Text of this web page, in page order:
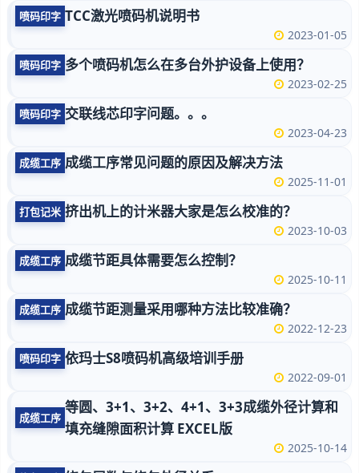
喷码印字 TCC激光喷码机说明书
2023-01-05
喷码印字 多个喷码机怎么在多台外护设备上使用？
2023-02-25
喷码印字 交联线芯印字问题。。。
2023-04-23
成缆工序 成缆工序常见问题的原因及解决方法
2025-11-01
打包记米 挤出机上的计米器大家是怎么校准的？
2023-10-03
成缆工序 成缆节距具体需要怎么控制？
2025-10-11
成缆工序 成缆节距测量采用哪种方法比较准确？
2022-12-23
喷码印字 依玛士S8喷码机高级培训手册
2022-09-01
成缆工序
等圆、3+1、3+2、4+1、3+3成缆外径计算和
填充缝隙面积计算 EXCEL版
2025-10-14